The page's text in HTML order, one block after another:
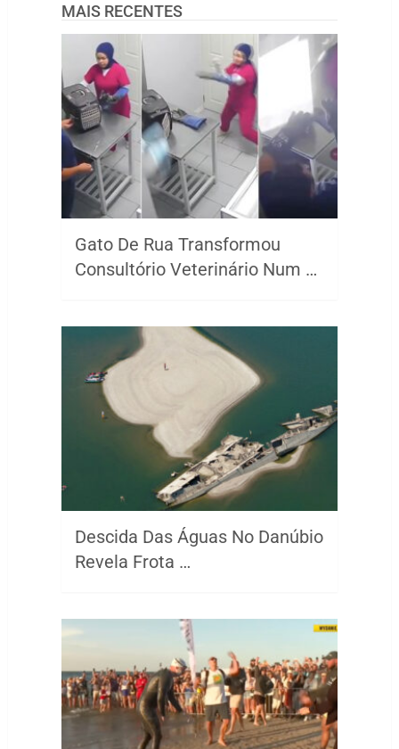
MAIS RECENTES
Gato De Rua Transformou
Consultório Veterinário Num …
Descida Das Águas No Danúbio
Revela Frota …